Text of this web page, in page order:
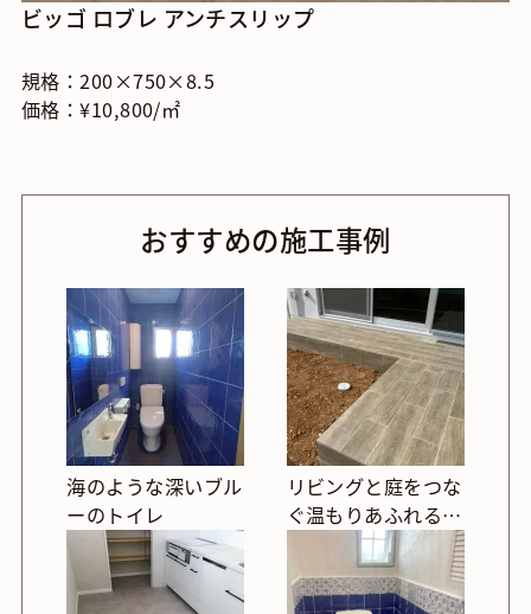
ビッゴ ロブレ アンチスリップ
規格：200×750×8.5
価格：¥10,800/㎡
おすすめの施工事例
海のような深いブル
ーのトイレ
リビングと庭をつな
ぐ温もりあふれる木
目タイルの掃き出し